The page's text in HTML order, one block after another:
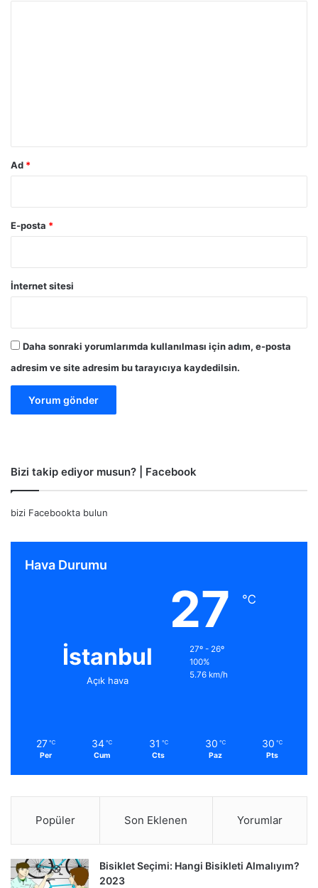
Ad *
E-posta *
İnternet sitesi
Daha sonraki yorumlarımda kullanılması için adım, e-posta
adresim ve site adresim bu tarayıcıya kaydedilsin.
Bizi takip ediyor musun? | Facebook
bizi Facebookta bulun
Hava Durumu
İstanbul
Açık hava
27 ℃
27º - 26º
100%
5.76 km/h
27 ℃
Per
34 ℃
Cum
31 ℃
Cts
30 ℃
Paz
30 ℃
Pts
Popüler Son Eklenen Yorumlar
Bisiklet Seçimi: Hangi Bisikleti Almalıyım?
2023